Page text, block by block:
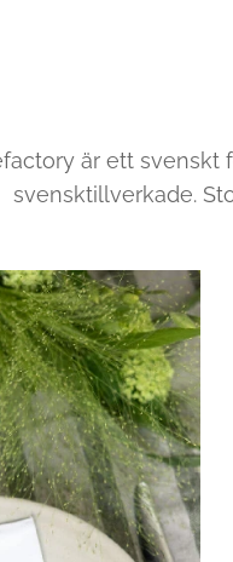
är ett svenskt
svensktillverkade.